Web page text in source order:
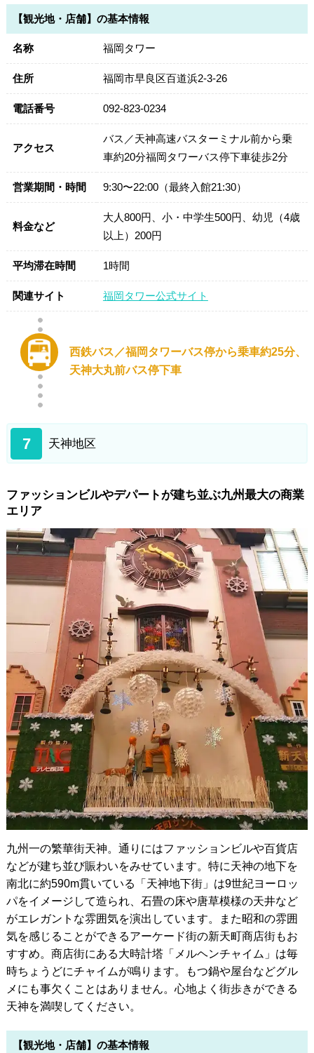
【観光地・店舗】の基本情報
名称 福岡タワー
住所 福岡市早良区百道浜2-3-26
電話番号 092-823-0234
アクセス
バス／天神高速バスターミナル前から乗
車約20分福岡タワーバス停下車徒歩2分
営業期間・時間 9:30〜22:00（最終入館21:30）
料金など
大人800円、小・中学生500円、幼児（4歳
以上）200円
平均滞在時間 1時間
関連サイト 福岡タワー公式サイト
西鉄バス／福岡タワーバス停から乗車約25分、
天神大丸前バス停下車
7 天神地区
ファッションビルやデパートが建ち並ぶ九州最大の商業
エリア
九州一の繁華街天神。通りにはファッションビルや百貨店
などが建ち並び賑わいをみせています。特に天神の地下を
南北に約590m貫いている「天神地下街」は9世紀ヨーロッ
パをイメージして造られ、石畳の床や唐草模様の天井など
がエレガントな雰囲気を演出しています。また昭和の雰囲
気を感じることができるアーケード街の新天町商店街もお
すすめ。商店街にある大時計塔「メルヘンチャイム」は毎
時ちょうどにチャイムが鳴ります。もつ鍋や屋台などグル
メにも事欠くことはありません。心地よく街歩きができる
天神を満喫してください。
【観光地・店舗】の基本情報